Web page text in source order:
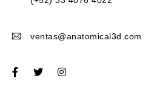
ventas@anatomical3d.com